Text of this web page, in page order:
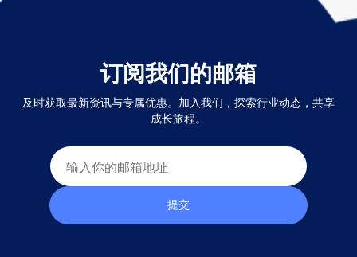
订阅我们的邮箱
及时获取最新资讯与专属优惠。加入我们，探索行业动态，共享
成长旅程。
提交